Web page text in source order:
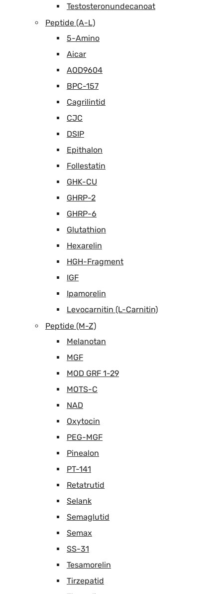
Testosteronundecanoat
Peptide (A-L)
5-Amino
Aicar
AOD9604
BPC-157
Cagrilintid
CJC
DSIP
Epithalon
Follestatin
GHK-CU
GHRP-2
GHRP-6
Glutathion
Hexarelin
HGH-Fragment
IGF
Ipamorelin
Levocarnitin (L-Carnitin)
Peptide (M-Z)
Melanotan
MGF
MOD GRF 1-29
MOTS-C
NAD
Oxytocin
PEG-MGF
Pinealon
PT-141
Retatrutid
Selank
Semaglutid
Semax
SS-31
Tesamorelin
Tirzepatid